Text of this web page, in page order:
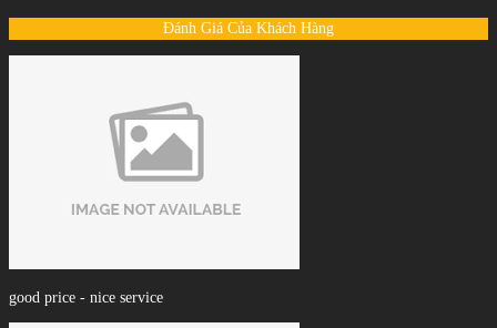
Đánh Giá Của Khách Hàng
good price - nice service